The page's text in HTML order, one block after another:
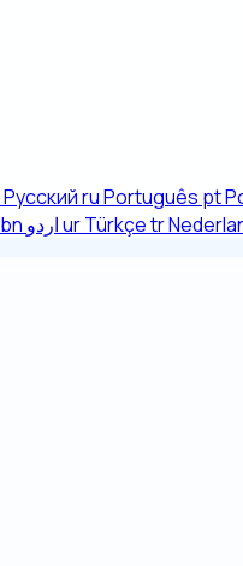
РусскийruPortuguês pt
bn اردوurTürkçetr